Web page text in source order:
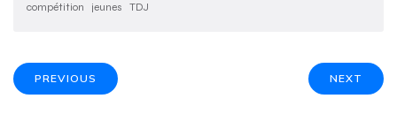
compétition jeunes TDJ
PREVIOUS NEXT